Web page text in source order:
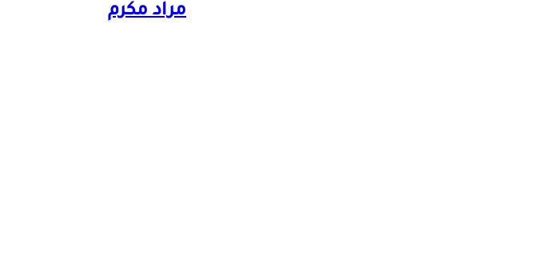
مراد مكرم